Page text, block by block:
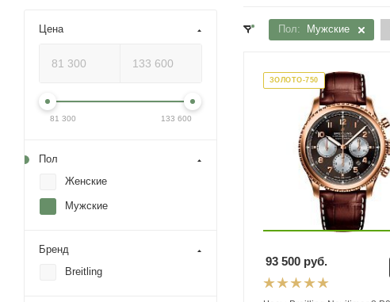
Пол: Мужские
ЗОЛОТО-750
93 500 руб.
Цена
81 300 133 600
Пол
Женские
Мужские
Бренд
Breitling